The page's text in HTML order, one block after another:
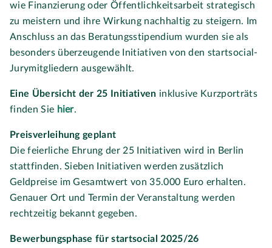
wie Finanzierung oder Öffentlichkeitsarbeit strategisch
zu meistern und ihre Wirkung nachhaltig zu steigern. Im
Anschluss an das Beratungsstipendium wurden sie als
besonders überzeugende Initiativen von den startsocial-
Jurymitgliedern ausgewählt.
Eine Übersicht der 25 Initiativen inklusive Kurzporträts
finden Sie hier.
Preisverleihung geplant
Die feierliche Ehrung der 25 Initiativen wird in Berlin
stattfinden. Sieben Initiativen werden zusätzlich
Geldpreise im Gesamtwert von 35.000 Euro erhalten.
Genauer Ort und Termin der Veranstaltung werden
rechtzeitig bekannt gegeben.
Bewerbungsphase für startsocial 2025/26